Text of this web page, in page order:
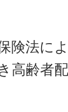
険法に
高齢者